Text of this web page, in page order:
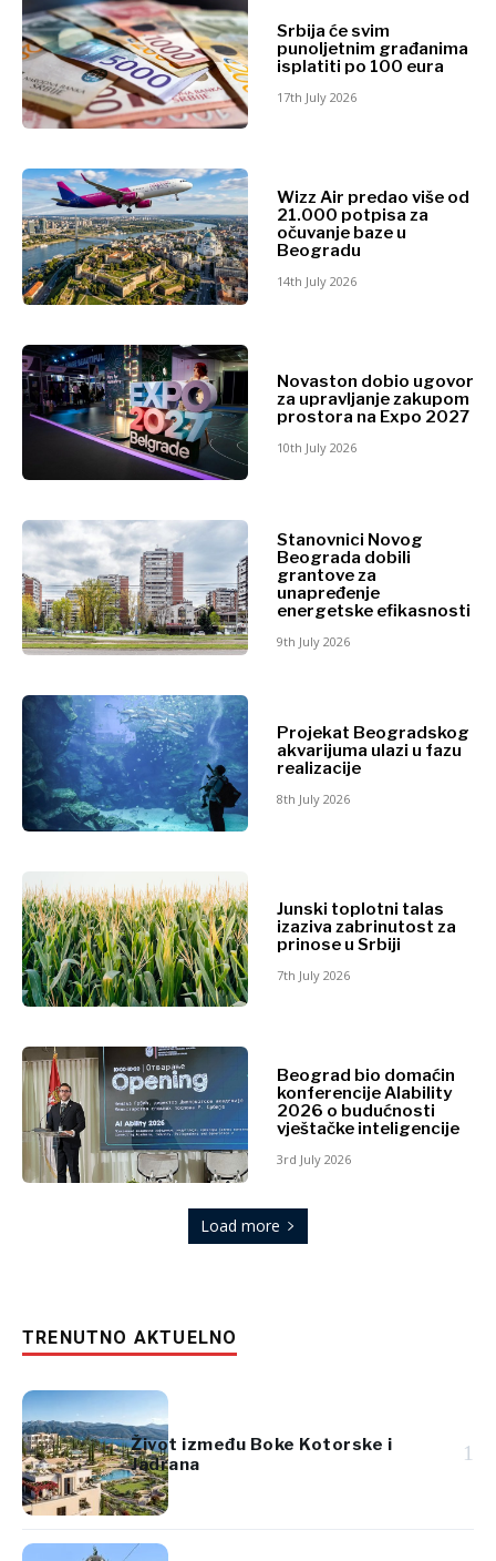
O nama Kontakt Oglašavanje Pretplata
2030
O nama Kontakt Oglašavanje Pretplata
Srbija će svim
punoljetnim građanima
isplatiti po 100 eura
17th July 2026
Wizz Air predao više od
21.000 potpisa za
očuvanje baze u
Beogradu
14th July 2026
Novaston dobio ugovor
za upravljanje zakupom
prostora na Expo 2027
10th July 2026
Stanovnici Novog
Beograda dobili
grantove za
unapređenje
energetske efikasnosti
9th July 2026
Projekat Beogradskog
akvarijuma ulazi u fazu
realizacije
8th July 2026
Junski toplotni talas
izaziva zabrinutost za
prinose u Srbiji
7th July 2026
Beograd bio domaćin
konferencije AIability
2026 o budućnosti
vještačke inteligencije
3rd July 2026
Load more
TRENUTNO AKTUELNO
Život između Boke Kotorske i
Jadrana
1